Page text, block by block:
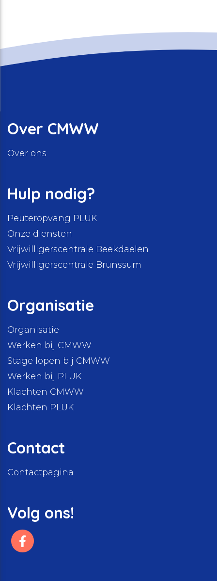
Over CMWW
Over ons
Hulp nodig?
Peuteropvang PLUK
Onze diensten
Vrijwilligerscentrale Beekdaelen
Vrijwilligerscentrale Brunssum
Organisatie
Organisatie
Werken bij CMWW
Stage lopen bij CMWW
Werken bij PLUK
Klachten CMWW
Klachten PLUK
Contact
Contactpagina
Volg ons!